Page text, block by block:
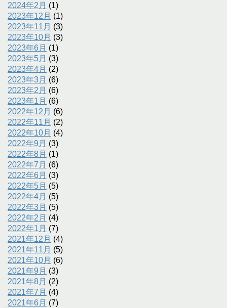
2024年2月 (1)
2023年12月 (1)
2023年11月 (3)
2023年10月 (3)
2023年6月 (1)
2023年5月 (3)
2023年4月 (2)
2023年3月 (6)
2023年2月 (6)
2023年1月 (6)
2022年12月 (6)
2022年11月 (2)
2022年10月 (4)
2022年9月 (3)
2022年8月 (1)
2022年7月 (6)
2022年6月 (3)
2022年5月 (5)
2022年4月 (5)
2022年3月 (5)
2022年2月 (4)
2022年1月 (7)
2021年12月 (4)
2021年11月 (5)
2021年10月 (6)
2021年9月 (3)
2021年8月 (2)
2021年7月 (4)
2021年6月 (7)